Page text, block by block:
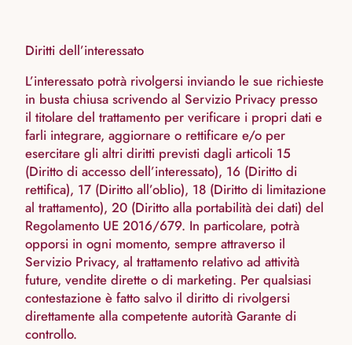
Diritti dell’interessato
L’interessato potrà rivolgersi inviando le sue richieste
in busta chiusa scrivendo al Servizio Privacy presso
il titolare del trattamento per verificare i propri dati e
farli integrare, aggiornare o rettificare e/o per
esercitare gli altri diritti previsti dagli articoli 15
(Diritto di accesso dell’interessato), 16 (Diritto di
rettifica), 17 (Diritto all’oblio), 18 (Diritto di limitazione
al trattamento), 20 (Diritto alla portabilità dei dati) del
Regolamento UE 2016/679. In particolare, potrà
opporsi in ogni momento, sempre attraverso il
Servizio Privacy, al trattamento relativo ad attività
future, vendite dirette o di marketing. Per qualsiasi
contestazione è fatto salvo il diritto di rivolgersi
direttamente alla competente autorità Garante di
controllo.